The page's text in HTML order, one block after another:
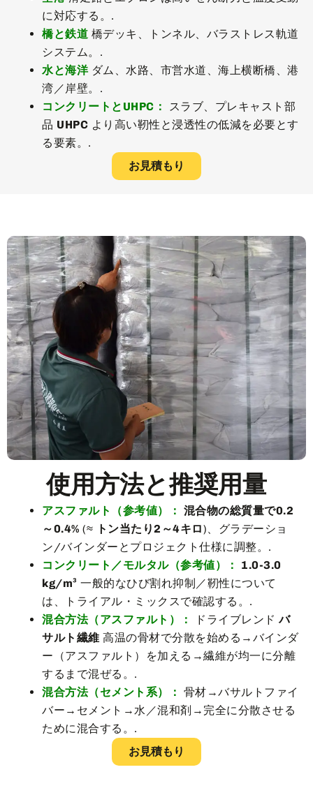
に対応する。.
橋と鉄道 橋デッキ、トンネル、バラストレス軌道
システム。.
水と海洋ダム、水路、市営水道、海上横断橋、港
湾／岸壁。.
コンクリートとUHPC：
スラブ、プレキャスト部
品 UHPC より高い靭性と浸透性の低減を必要とす
る要素。.
お見積もり
使用方法と推奨用量
アスファルト（参考値）： 混合物の総質量で0.2
～0.4% (≈ トン当たり2～4キロ)、グラデーショ
ン/バインダーとプロジェクト仕様に調整。.
コンクリート／モルタル（参考値）：
1.0-3.0
kg/m³ 一般的なひび割れ抑制／靭性について
は、トライアル・ミックスで確認する。.
混合方法（アスファルト）：
ドライブレンドバ
サルト繊維 高温の骨材で分散を始める→バインダ
ー（アスファルト）を加える→繊維が均一に分離
するまで混ぜる。.
混合方法（セメント系）： 骨材→バサルトファイ
バー→セメント→水／混和剤→完全に分散させる
ために混合する。.
お見積もり